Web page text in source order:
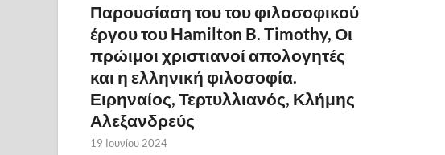
Παρουσίαση του του φιλοσοφικού
έργου του Hamilton B. Timothy, Οι
πρώιμοι χριστιανοί απολογητές
και η ελληνική φιλοσοφία.
Ειρηναίος, Τερτυλλιανός, Κλήμης
Αλεξανδρεύς
19 Ιουνίου 2024